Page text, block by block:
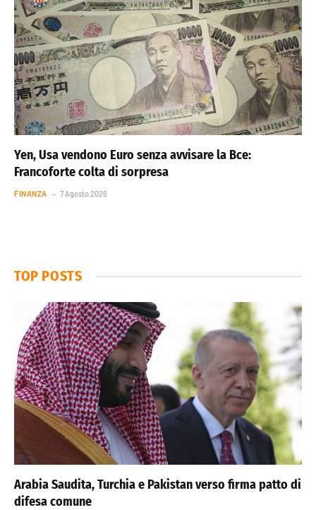
Yen, Usa vendono Euro senza avvisare la Bce:
Francoforte colta di sorpresa
FINANZA 7 Agosto 2026
TOP POSTS
Arabia Saudita, Turchia e Pakistan verso firma patto di
difesa comune